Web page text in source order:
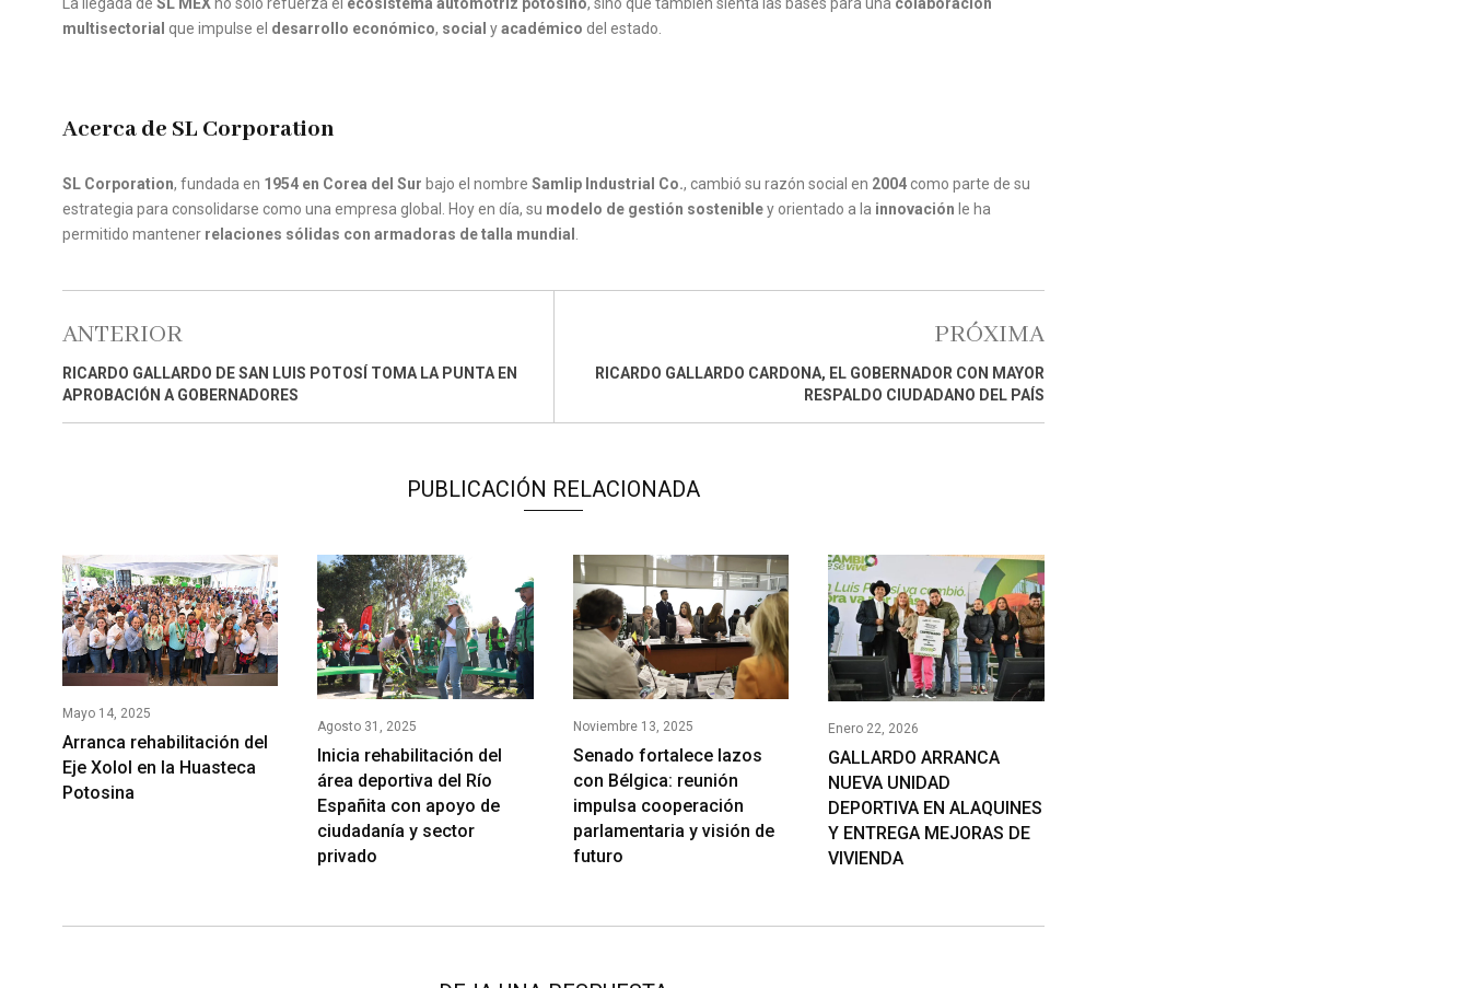
multisectorial que impulse el desarrollo económico, social yacadémico del estado.
Acerca de SL Corporation
SL Corporation, fundada en 1954 en Corea del Sur bajo el nombre Samlip Industrial Co., cambió su razón social en 2004como parte de su
estrategia para consolidarse como una empresa global. Hoy en día, su modelo de gestión sostenibley orientado a la innovación le ha
permitido mantener relaciones sólidas con armadoras de talla mundial
ANTERIOR
RICARDO GALLARDO DE SAN LUIS POTOSÍ TOMA LA PUNTA EN
APROBACIÓN A GOBERNADORES
PRÓXIMA
RICARDO GALLARDO CARDONA, EL GOBERNADOR CON MAYOR
RESPALDO CIUDADANO DEL PAÍS
PUBLICACIÓN RELACIONADA
Mayo 14, 2025
Arranca rehabilitación del
Eje Xolol en la Huasteca
Potosina
Agosto 31, 2025
Inicia rehabilitación del
área deportiva del Río
Españita con apoyo de
ciudadanía y sector
privado
Noviembre 13, 2025
Senado fortalece lazos
con Bélgica: reunión
impulsa cooperación
parlamentaria y visión de
futuro
Enero 22, 2026
GALLARDO ARRANCA
NUEVA UNIDAD
DEPORTIVA EN ALAQUINES
Y ENTREGA MEJORAS DE
VIVIENDA